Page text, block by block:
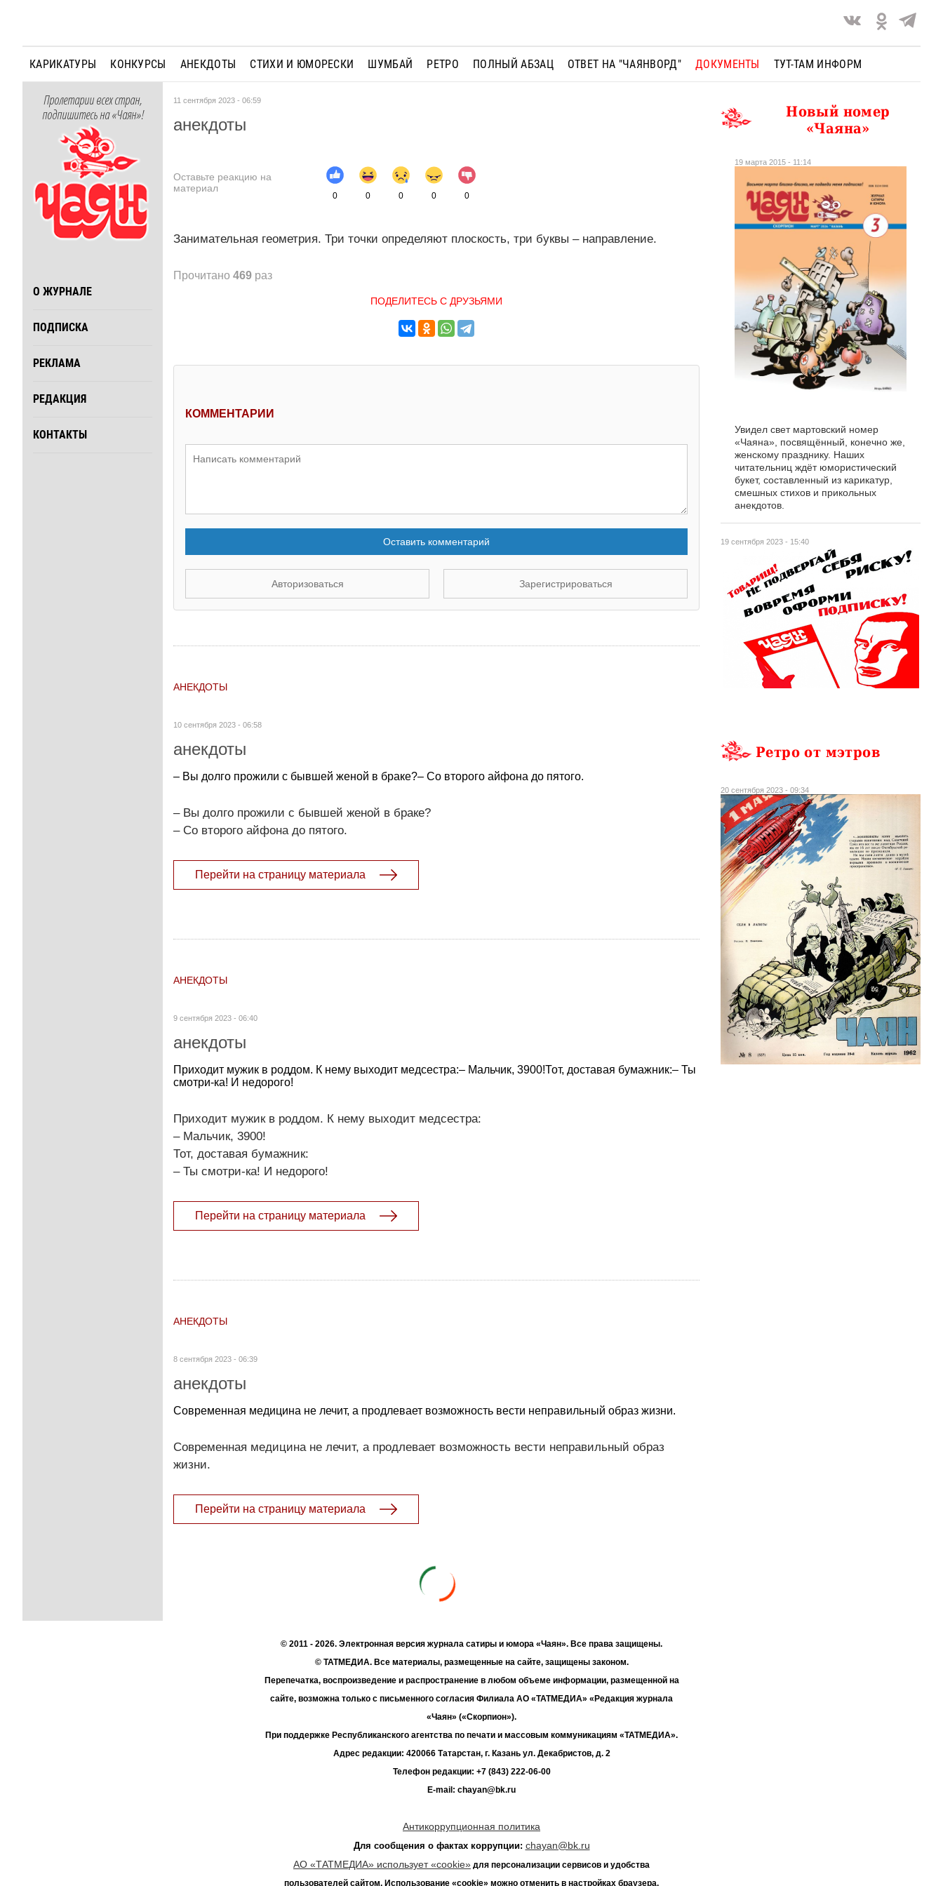
КАРИКАТУРЫ КОНКУРСЫ АНЕКДОТЫ СТИХИ И ЮМОРЕСКИ ШУМБАЙ РЕТРО ПОЛНЫЙ АБЗАЦ ОТВЕТ НА "ЧАЯНВОРД" ДОКУМЕНТЫ ТУТ-ТАМ ИНФОРМ
Пролетарии всех стран,
подпишитесь на «Чаян»!
О ЖУРНАЛЕ
ПОДПИСКА
РЕКЛАМА
РЕДАКЦИЯ
КОНТАКТЫ
11 сентября 2023 - 06:59
анекдоты
Оставьте реакцию на
материал
0 0 0 0 0
Занимательная геометрия. Три точки определяют плоскость, три буквы – направление.
Прочитано 469 раз
ПОДЕЛИТЕСЬ С ДРУЗЬЯМИ
КОММЕНТАРИИ
Оставить комментарий
Авторизоваться Зарегистрироваться
АНЕКДОТЫ
10 сентября 2023 - 06:58
анекдоты
– Вы долго прожили с бывшей женой в браке?– Со второго айфона до пятого.
– Вы долго прожили с бывшей женой в браке?
– Со второго айфона до пятого.
Перейти на страницу материала
АНЕКДОТЫ
9 сентября 2023 - 06:40
анекдоты
Приходит мужик в роддом. К нему выходит медсестра:– Мальчик, 3900!Тот, доставая бумажник:– Ты
смотри-ка! И недорого!
Приходит мужик в роддом. К нему выходит медсестра:
– Мальчик, 3900!
Тот, доставая бумажник:
– Ты смотри-ка! И недорого!
Перейти на страницу материала
АНЕКДОТЫ
8 сентября 2023 - 06:39
анекдоты
Современная медицина не лечит, а продлевает возможность вести неправильный образ жизни.
Современная медицина не лечит, а продлевает возможность вести неправильный образ
жизни.
Перейти на страницу материала
19 сентября 2023 - 15:40
Новый номер
«Чаяна»
19 марта 2015 - 11:14
Увидел свет мартовский номер
«Чаяна», посвящённый, конечно же,
женскому празднику. Наших
читательниц ждёт юмористический
букет, составленный из карикатур,
смешных стихов и прикольных
анекдотов.
Ретро от мэтров
20 сентября 2023 - 09:34
© 2011 - 2026. Электронная версия журнала сатиры и юмора «Чаян». Все права защищены.
© ТАТМЕДИА. Все материалы, размещенные на сайте, защищены законом.
Перепечатка, воспроизведение и распространение в любом объеме информации, размещенной на
сайте, возможна только с письменного согласия Филиала АО «ТАТМЕДИА» «Редакция журнала
«Чаян» («Скорпион»).
При поддержке Республиканского агентства по печати и массовым коммуникациям «ТАТМЕДИА».
Адрес редакции: 420066 Татарстан, г. Казань ул. Декабристов, д. 2
Телефон редакции: +7 (843) 222-06-00
E-mail: chayan@bk.ru
Антикоррупционная политика
Для сообщения о фактах коррупции: chayan@bk.ru
АО «ТАТМЕДИА» использует «cookie» для персонализации сервисов и удобства
пользователей сайтом. Использование «cookie» можно отменить в настройках браузера.